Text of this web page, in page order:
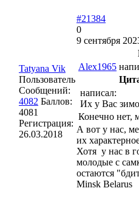
Tatyana Vik
Пользователь
Сообщений:
4082 Баллов:
4081
Регистрация:
26.03.2018
#21384
0
9 сентября
Alex1965
написал:
Их у Вас
Конечно нет,
А вот у нас,
их
Хотя у нас в
молодые с
остаются
Minsk Belarus